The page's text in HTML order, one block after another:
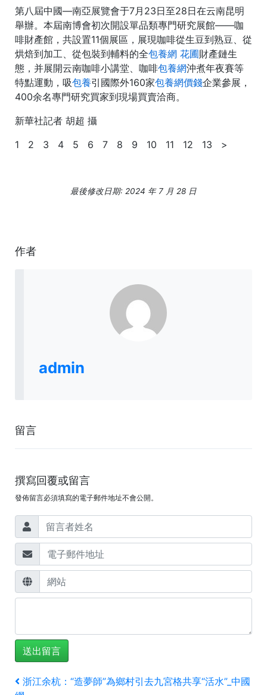
第八屆中國—南亞展覽會于7月23日至28日在云南昆明
舉辦。本屆南博會初次開設單品類專門研究展館——咖
啡財產館，共設置11個展區，展現咖啡從生豆到熟豆、從
烘焙到加工、從包裝到輔料的全包養網 花圃財產鏈生
態，并展開云南咖啡小講堂、咖啡包養網沖煮年夜賽等
特點運動，吸包養引國際外160家包養網價錢企業參展，
400余名專門研究買家到現場買賣洽商。
新華社記者 胡超 攝
1 2 3 4 5 6 7 8 9 10 11 12 13 >
最後修改日期: 2024 年 7 月 28 日
作者
admin
留言
撰寫回覆或留言
發佈留言必須填寫的電子郵件地址不會公開。
文
上
浙江余杭：“造夢師”為鄉村引去九宮格共享“活水”_中國